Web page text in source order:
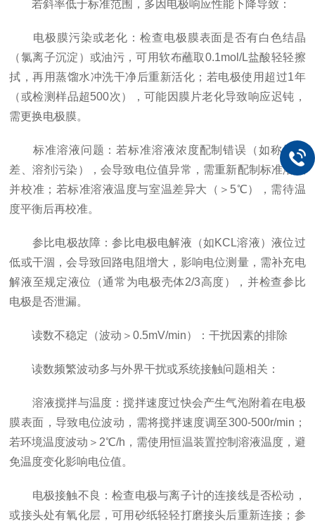
若斜率低于标准范围，多因电极响应性能下降导致：
电极膜污染或老化：检查电极膜表面是否有白色结晶
（氯离子沉淀）或油污，可用软布蘸取0.1mol/L盐酸轻轻擦
拭，再用蒸馏水冲洗干净后重新活化；若电极使用超过1年
（或检测样品超500次），可能因膜片老化导致响应迟钝，
需更换电极膜。
标准溶液问题：若标准溶液浓度配制错误（如称量偏
差、溶剂污染），会导致电位值异常，需重新配制标准溶液
并校准；若标准溶液温度与室温差异大（＞5℃），需待温
度平衡后再校准。
参比电极故障：参比电极电解液（如KCL溶液）液位过
低或干涸，会导致回路电阻增大，影响电位测量，需补充电
解液至规定液位（通常为电极壳体2/3高度），并检查参比
电极是否泄漏。
读数不稳定（波动＞0.5mV/min）：干扰因素的排除
读数频繁波动多与外界干扰或系统接触问题相关：
溶液搅拌与温度：搅拌速度过快会产生气泡附着在电极
膜表面，导致电位波动，需将搅拌速度调至300-500r/min；
若环境温度波动＞2℃/h，需使用恒温装置控制溶液温度，避
免温度变化影响电位值。
电极接触不良：检查电极与离子计的连接线是否松动，
或接头处有氧化层，可用砂纸轻轻打磨接头后重新连接；参